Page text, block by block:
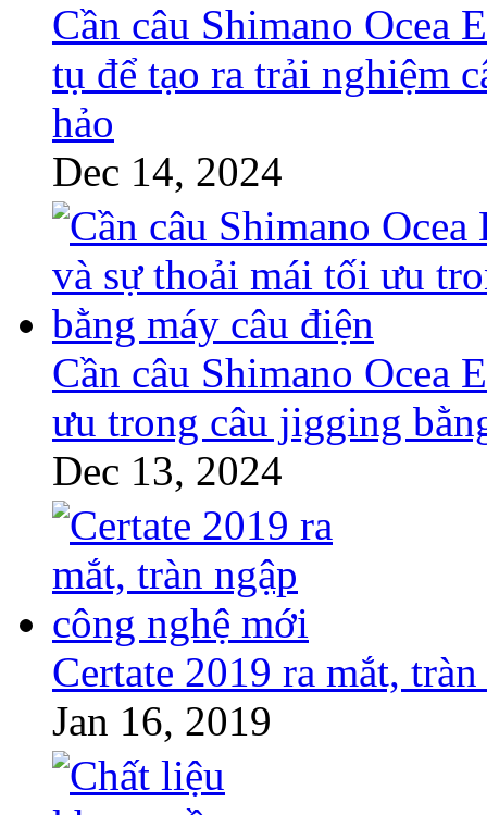
Cần câu Shimano Ocea
tụ để tạo ra trải nghiệm
hảo
Dec 14, 2024
Cần câu Shimano Ocea
ưu trong câu jigging
Dec 13, 2024
Certate 2019 ra mắt,
Jan 16, 2019